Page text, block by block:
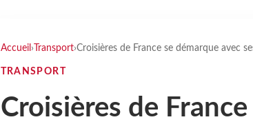
Accueil › Transport›Croisières de France se démarque avec
TRANSPORT
Croisières de France